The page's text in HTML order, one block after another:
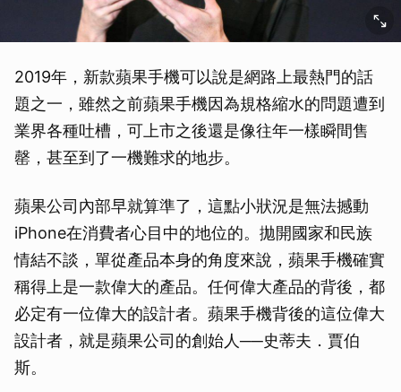
2019年，新款蘋果手機可以說是網路上最熱門的話
題之一，雖然之前蘋果手機因為規格縮水的問題遭到
業界各種吐槽，可上市之後還是像往年一樣瞬間售
罄，甚至到了一機難求的地步。
蘋果公司內部早就算準了，這點小狀況是無法撼動
iPhone在消費者心目中的地位的。拋開國家和民族
情結不談，單從產品本身的角度來說，蘋果手機確實
稱得上是一款偉大的產品。任何偉大產品的背後，都
必定有一位偉大的設計者。蘋果手機背後的這位偉大
設計者，就是蘋果公司的創始人──史蒂夫．賈伯
斯。